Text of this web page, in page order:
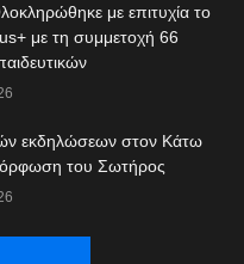
με επιτυχία το
με τη συμμετοχή 66
εκδηλώσεων στον Κάτω
του Σωτήρος